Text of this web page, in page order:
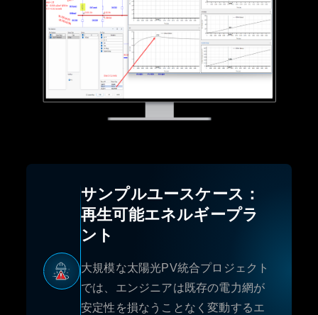
サンプルユースケース：
再生可能エネルギープラ
ント
大規模な太陽光PV統合プロジェクト
では、エンジニアは既存の電力網が
安定性を損なうことなく変動するエ